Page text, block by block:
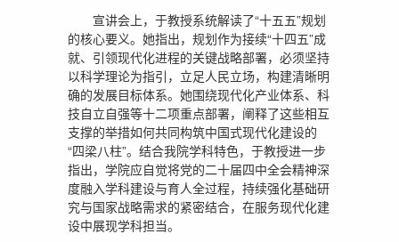
宣讲会上，于教授系统解读了“十五五”规划
的核心要义。她指出，规划作为接续“十四五”成
就、引领现代化进程的关键战略部署，必须坚持
以科学理论为指引，立足人民立场，构建清晰明
确的发展目标体系。她围绕现代化产业体系、科
技自立自强等十二项重点部署，阐释了这些相互
支撑的举措如何共同构筑中国式现代化建设的
“四梁八柱”。结合我院学科特色，于教授进一步
指出，学院应自觉将党的二十届四中全会精神深
度融入学科建设与育人全过程，持续强化基础研
究与国家战略需求的紧密结合，在服务现代化建
设中展现学科担当。